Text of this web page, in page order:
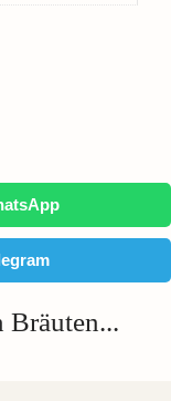
Bräuten...